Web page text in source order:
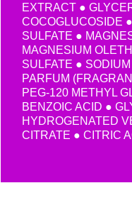
EXTRACT ●
COCOGLUCOSIDE
SULFATE ●
MAGNESIUM
SULFATE ●
PARFUM
PEG-120 METHYL
BENZOIC ACID ●
HYDROGENATED
CITRATE ● CITRIC